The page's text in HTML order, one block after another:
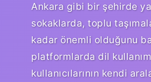
Ankara gibi bir şehirde
sokaklarda, toplu
kadar önemli olduğunu
platformlarda dil
kullanıcılarının kendi